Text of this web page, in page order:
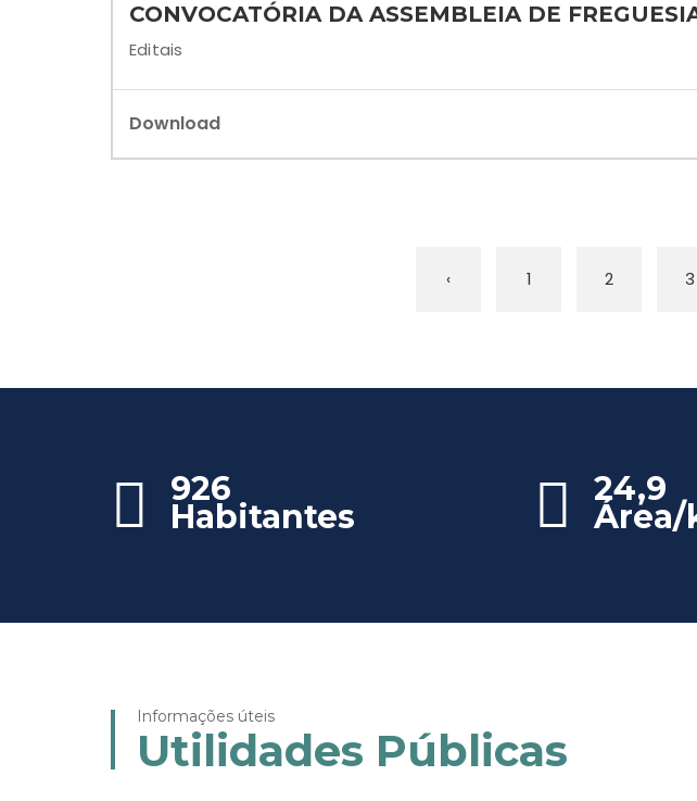
CONVOCATÓRIA DA ASSEMBLEIA DE
Editais
Download
‹ 1 2 3
926
Habitantes
24,9
Área/
Informações úteis
Utilidades Públicas